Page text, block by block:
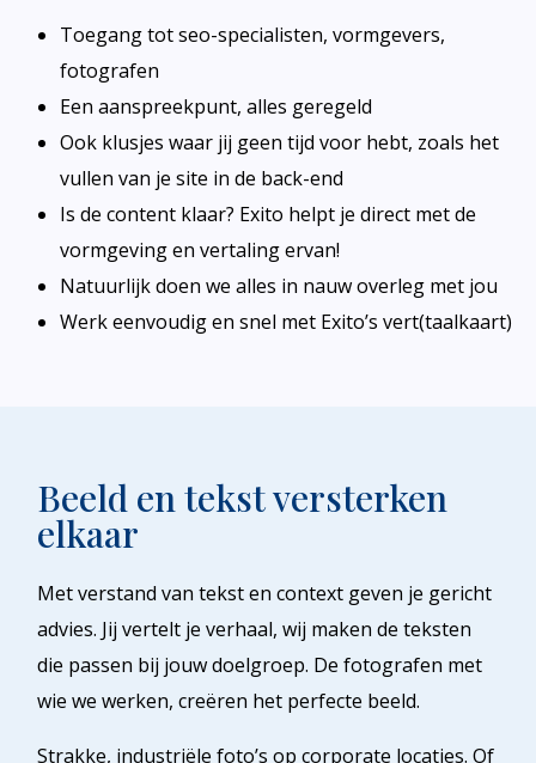
Toegang tot seo-specialisten, vormgevers,
fotografen
Een aanspreekpunt, alles geregeld
Ook klusjes waar jij geen tijd voor hebt, zoals het
vullen van je site in de back-end
Is de content klaar? Exito helpt je direct met de
vormgeving en vertaling ervan!
Natuurlijk doen we alles in nauw overleg met jou
Werk eenvoudig en snel met Exito’s vert(taalkaart)
Beeld en tekst versterken
elkaar
Met verstand van tekst en context geven je gericht
advies. Jij vertelt je verhaal, wij maken de teksten
die passen bij jouw doelgroep. De fotografen met
wie we werken, creëren het perfecte beeld.
Strakke, industriële foto’s op corporate locaties. Of